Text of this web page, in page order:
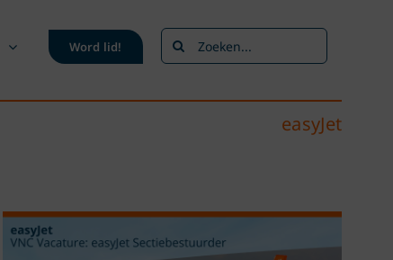
Word lid!
Zoeken
naar:
easyJet